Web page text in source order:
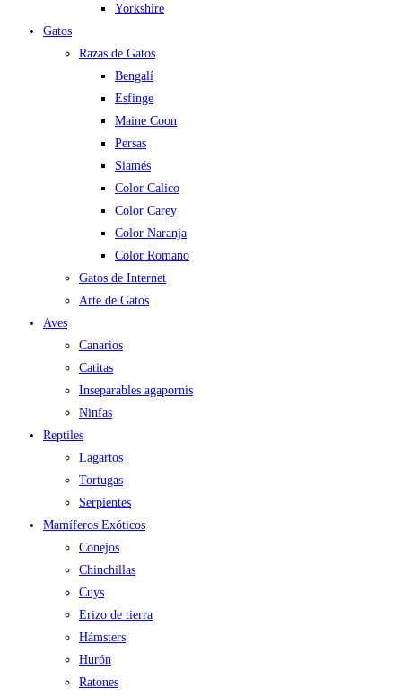
Yorkshire
Gatos
Razas de Gatos
Bengalí
Esfinge
Maine Coon
Persas
Siamés
Color Calico
Color Carey
Color Naranja
Color Romano
Gatos de Internet
Arte de Gatos
Aves
Canarios
Catitas
Inseparables agapornis
Ninfas
Reptiles
Lagartos
Tortugas
Serpientes
Mamíferos Exóticos
Conejos
Chinchillas
Cuys
Erizo de tierra
Hámsters
Hurón
Ratones